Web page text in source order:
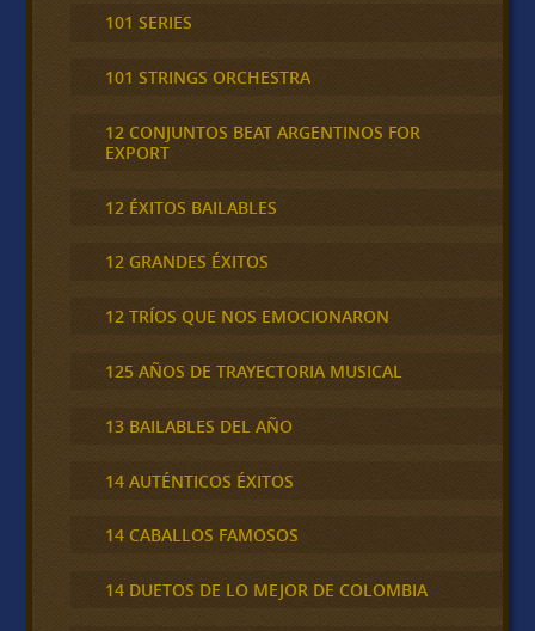
101 SERIES
101 STRINGS ORCHESTRA
12 CONJUNTOS BEAT ARGENTINOS FOR
EXPORT
12 ÉXITOS BAILABLES
12 GRANDES ÉXITOS
12 TRÍOS QUE NOS EMOCIONARON
125 AÑOS DE TRAYECTORIA MUSICAL
13 BAILABLES DEL AÑO
14 AUTÉNTICOS ÉXITOS
14 CABALLOS FAMOSOS
14 DUETOS DE LO MEJOR DE COLOMBIA